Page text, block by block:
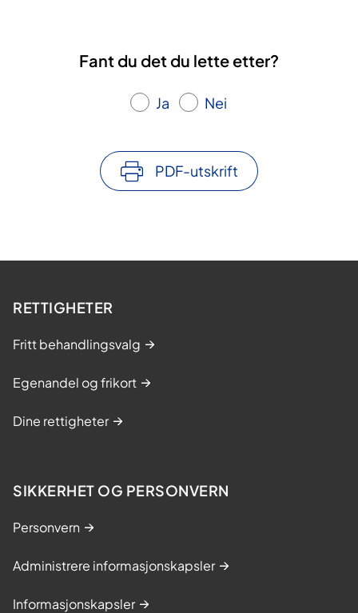
Fant du det du lette etter?
Ja Nei
PDF-utskrift
RETTIGHETER
Fritt behandlingsvalg
Egenandel og frikort
Dine rettigheter
SIKKERHET OG PERSONVERN
Personvern
Administrere informasjonskapsler
Informasjonskapsler